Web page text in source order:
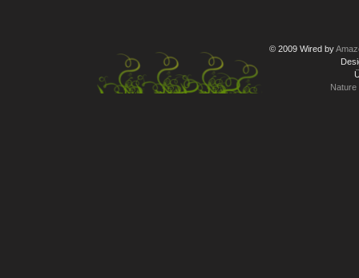
© 2009 Wired by
Nature